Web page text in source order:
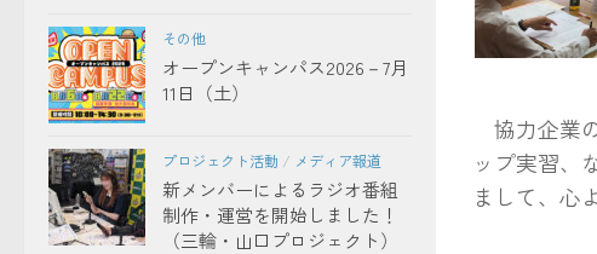
協力企業
ップ実習、
まして、心
その他
オープンキャンパス2026－7月
11日（土）
プロジェクト活動 / メディア報道
新メンバーによるラジオ番組
制作・運営を開始しました！
（三輪・山口プロジェクト）